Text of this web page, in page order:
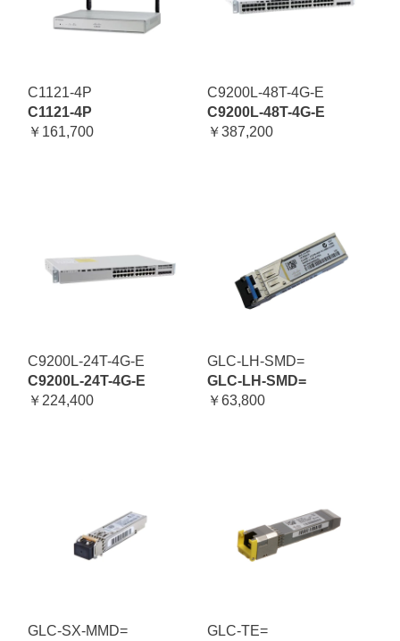
C1121-4P
C1121-4P
￥161,700
C9200L-48T-4G-E
C9200L-48T-4G-E
￥387,200
C9200L-24T-4G-E
C9200L-24T-4G-E
￥224,400
GLC-LH-SMD=
GLC-LH-SMD=
￥63,800
GLC-SX-MMD=
GLC-TE=